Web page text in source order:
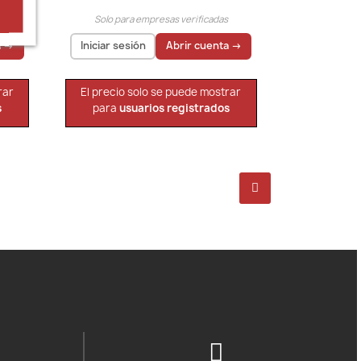
→
Solo para empresas verificadas
Iniciar sesión Abrir cuenta →
El precio solo se puede mostrar
para usuarios registrados